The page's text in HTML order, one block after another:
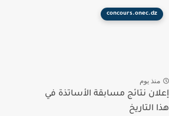
concours.onec.dz
يوم
نتائج مسابقة الأساتذة في
التاريخ